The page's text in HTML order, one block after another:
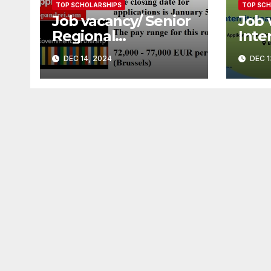
TOP SCHOLARSHIPS
Job vacancy/ Senior
Regional
Coordinator at
Europe Open
Government
DEC 14, 2024
TOP
Job
DEC